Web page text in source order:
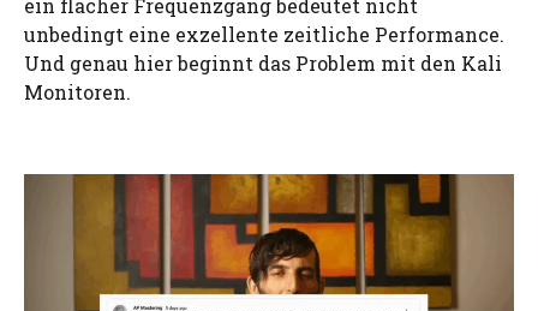
ein flacher Frequenzgang bedeutet nicht
unbedingt eine exzellente zeitliche Performance.
Und genau hier beginnt das Problem mit den Kali
Monitoren.